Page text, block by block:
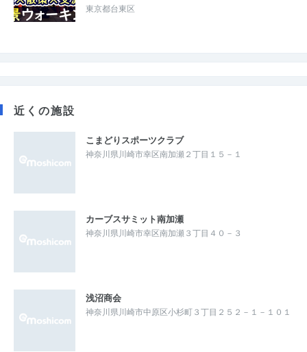
東京都台東区
近くの施設
こまどりスポーツクラブ
神奈川県川崎市幸区南加瀬２丁目１５－１
カーブスサミット南加瀬
神奈川県川崎市幸区南加瀬３丁目４０－３
浅沼商会
神奈川県川崎市中原区小杉町３丁目２５２－１－１０１